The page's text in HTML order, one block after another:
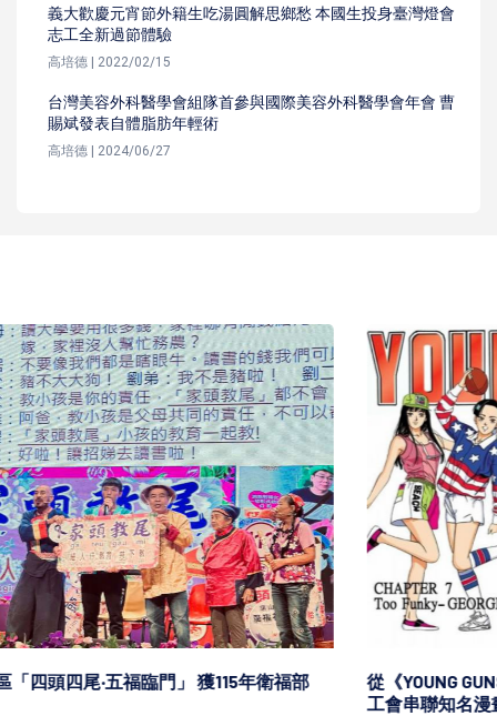
義大歡慶元宵節外籍生吃湯圓解思鄉愁 本國生投身臺灣燈會
志工全新過節體驗
高培德 | 2022/02/15
台灣美容外科醫學會組隊首參與國際美容外科醫學會年會 曹
賜斌發表自體脂肪年輕術
高培德 | 2024/06/27
從《YOUNG GUNS》到下一代創作者 高雄巿印刷業職業
工會串聯知名漫畫家林政德、地方職人與AI工具 打造動